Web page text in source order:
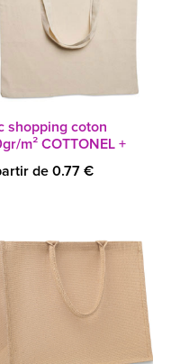
shopping coton
m² COTTONEL +
de 0.77 €